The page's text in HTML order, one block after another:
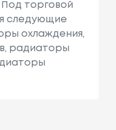
Под торговой
следующие
охлаждения,
радиаторы